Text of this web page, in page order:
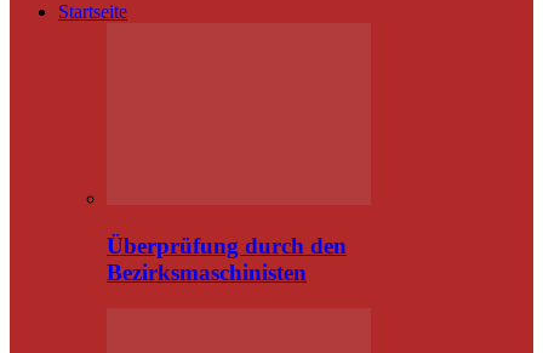
Startseite
Überprüfung durch den
Bezirksmaschinisten